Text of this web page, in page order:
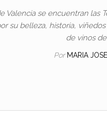
Valencia se encuentran las
su belleza, historia,
de vinos
Por MARIA